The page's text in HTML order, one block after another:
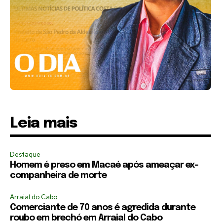
Leia mais
Destaque
Homem é preso em Macaé após ameaçar ex-
companheira de morte
Arraial do Cabo
Comerciante de 70 anos é agredida durante
roubo em brechó em Arraial do Cabo